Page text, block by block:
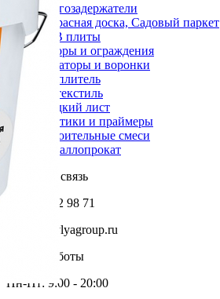
Снегозадержатели
Террасная доска, Садовый паркет
OSB плиты
Заборы и ограждения
Аэраторы и воронки
Утеплитель
Геотекстиль
Гладкий лист
Мастики и праймеры
Строительные смеси
Металлопрокат
Обратная связь
+7 985 002 98 71
info@krovlyagroup.ru
Режим работы
Пн-Пт: 9:00 - 20:00